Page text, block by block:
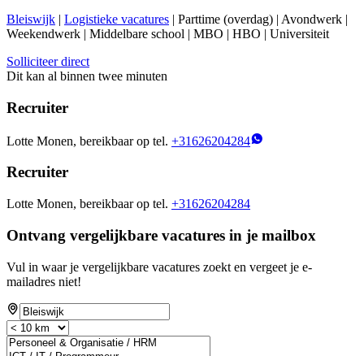
Bleiswijk | Logistieke vacatures | Parttime (overdag) | Avondwerk |
Weekendwerk | Middelbare school | MBO | HBO | Universiteit
Solliciteer direct
Dit kan al binnen twee minuten
Recruiter
Lotte Monen, bereikbaar op tel. +31626204284
Recruiter
Lotte Monen, bereikbaar op tel. +31626204284
Ontvang vergelijkbare vacatures in je mailbox
Vul in waar je vergelijkbare vacatures zoekt en vergeet je e-
mailadres niet!